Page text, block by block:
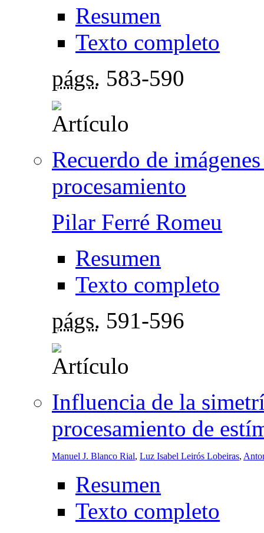
Resumen
Texto completo
págs. 583-590
Recuerdo de
procesamiento
Pilar Ferré Romeu
Resumen
Texto completo
págs. 591-596
Influencia de la
procesamiento de
Manuel J. Blanco Rial, Luz Isabel Leirós Lobeiras,
Resumen
Texto completo